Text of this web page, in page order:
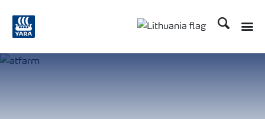
Ieškoti